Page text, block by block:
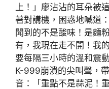
上！」廖沾沾的耳朵被
著對講機，困惑地喊道
聞到的不是酸味！是麵
有，我現在走不開！我
要每隔三小時的溫和震
K-999崩潰的尖叫聲，
音：「重點不是蒜泥！